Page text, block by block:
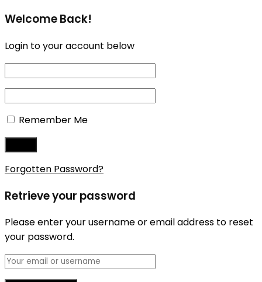
Welcome Back!
Login to your account below
Remember Me
Forgotten Password?
Retrieve your password
Please enter your username or email address to reset
your password.